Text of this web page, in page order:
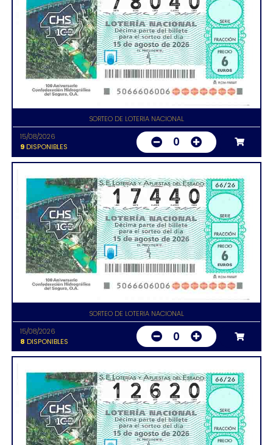
SORTEO DE LOTERIA NACIONAL
15/08/2026
9DISPONIBLES 0
SORTEO DE LOTERIA NACIONAL
15/08/2026
8 DISPONIBLES 0